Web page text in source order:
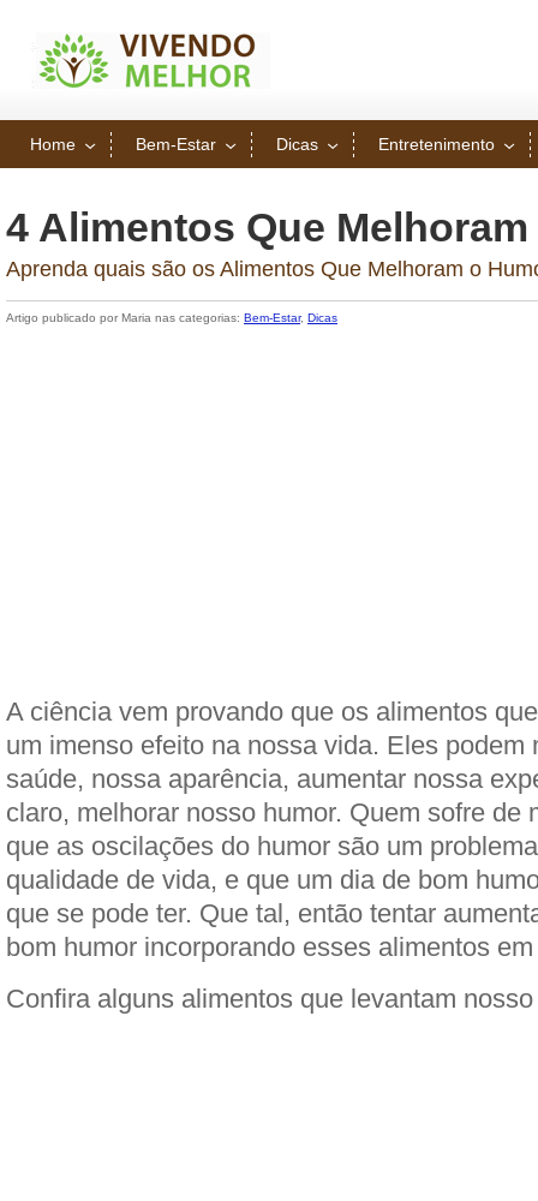
Home Bem-Estar Dicas Entretenimento
4 Alimentos Que
Aprenda quais são os Alimentos Que Melhoram o
Artigo publicado por Maria nas categorias: Bem-Estar, Dicas
A ciência vem provando que os alimentos
um imenso efeito na nossa vida. Eles podem
saúde, nossa aparência, aumentar nossa
claro, melhorar nosso humor. Quem sofre de
que as oscilações do humor são um
qualidade de vida, e que um dia de bom
que se pode ter. Que tal, então tentar
bom humor incorporando esses alimentos
Confira alguns alimentos que levantam